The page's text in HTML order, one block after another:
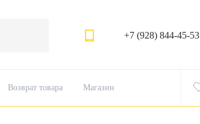
+7 (928) 844-45-53
Возврат товара Магазин